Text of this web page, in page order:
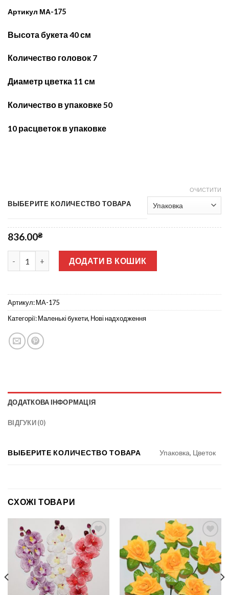
Артикул МА-175
Высота букета 40 см
Количество головок 7
Диаметр цветка 11 см
Количество в упаковке 50
10 расцветок в упаковке
ВЫБЕРИТЕ КОЛИЧЕСТВО ТОВАРА
ОЧИСТИТИ
836.00₴
Кала цветная 7-ка МА-175 кількість
ДОДАТИ В КОШИК
Артикул:МА-175
Категорії:Маленькі букети, Нові надходження
ДОДАТКОВА ІНФОРМАЦІЯ
ВІДГУКИ (0)
ВЫБЕРИТЕ КОЛИЧЕСТВО ТОВАРА Упаковка, Цветок
СХОЖІ ТОВАРИ
Add to
Wishlist
Add to
Wishlist